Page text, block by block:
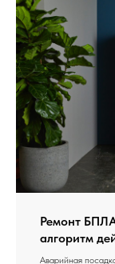
Ремонт
алгоритм
Аварийная